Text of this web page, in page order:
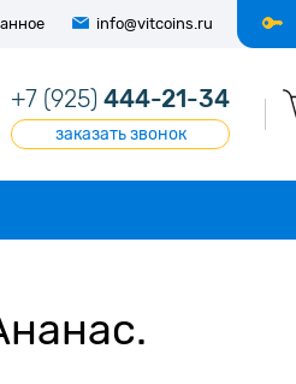
info@vitcoins.ru
+7 (925) 444-21-34
заказать звонок